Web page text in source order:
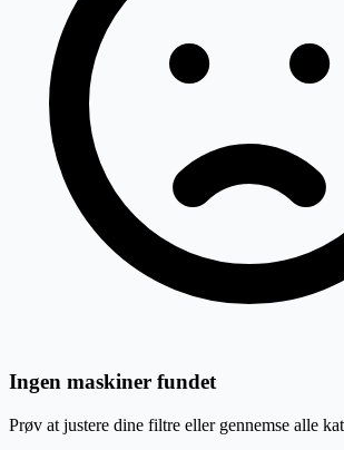
Ingen maskiner fundet
Prøv at justere dine filtre eller gennemse alle